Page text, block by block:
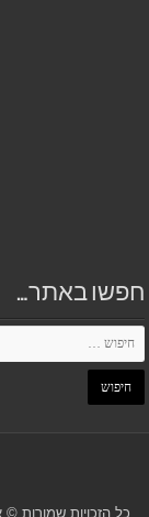
חפשו באתר…
כל הזכויות שמורות